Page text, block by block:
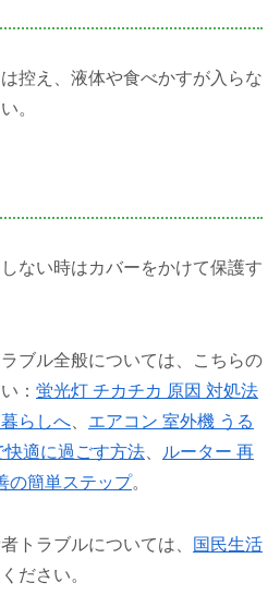
控え、液体や食べかすが入らな
。
ない時はカバーをかけて保護す
ブル全般については、こちらの
： 蛍光灯 チカチカ 原因 対処法
らしへ
エアコン 室外機 うる
快適に過ごす方法
ルーター 再
の簡単ステップ。
トラブルについては、
国民生活
ださい。